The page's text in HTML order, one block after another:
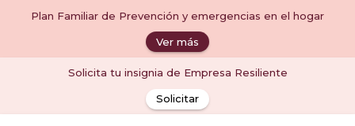
Plan Familiar de Prevención y emergencias en el hogar
Ver más
Solicita tu insignia de Empresa Resiliente
Solicitar